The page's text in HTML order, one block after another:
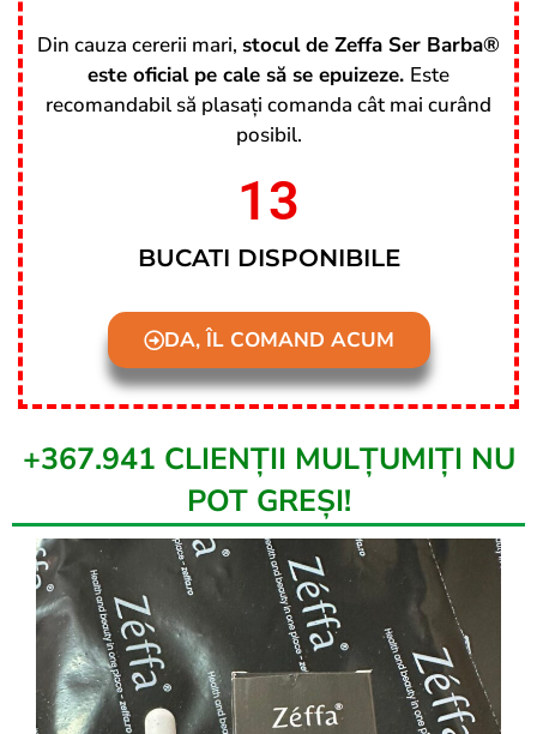
Din cauza cererii mari, stocul de Zeffa Ser Barba®
este oficial pe cale să se epuizeze. Este
recomandabil să plasați comanda cât mai curând
posibil.
BUCATI DISPONIBILE
13
DA, ÎL COMAND ACUM
+367.941 CLIENȚII MULȚUMIȚI NU
POT GREȘI!